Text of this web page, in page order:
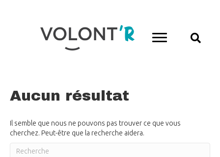
Aucun résultat
Il semble que nous ne pouvons pas trouver ce que vous
cherchez. Peut-être que la recherche aidera.